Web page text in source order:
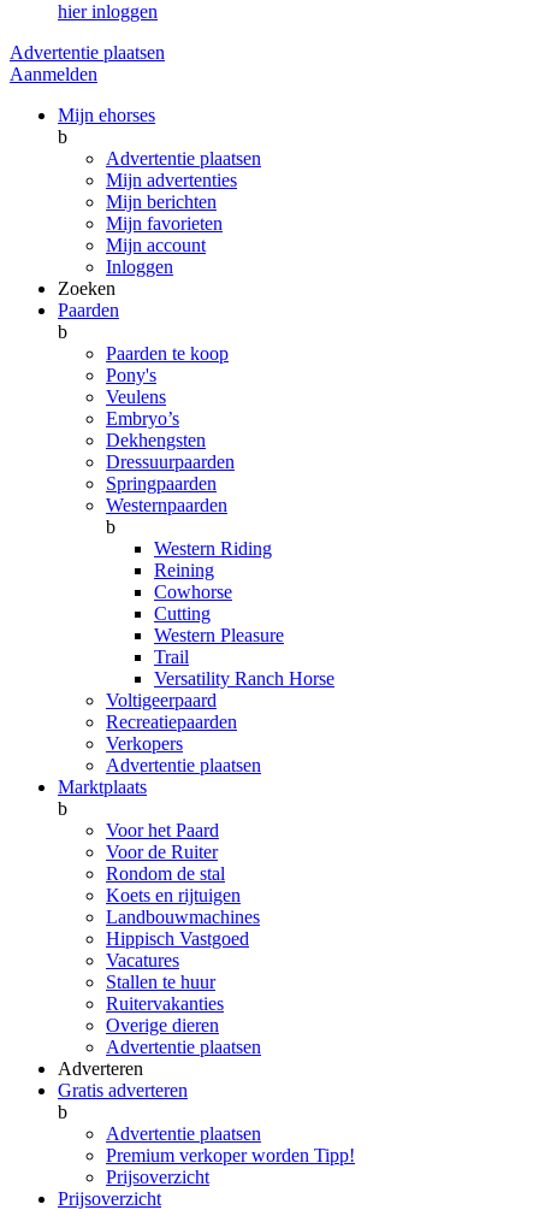
hier inloggen
Advertentie plaatsen
Aanmelden
Mijn ehorses
b
Advertentie plaatsen
Mijn advertenties
Mijn berichten
Mijn favorieten
Mijn account
Inloggen
Zoeken
Paarden
b
Paarden te koop
Pony's
Veulens
Embryo’s
Dekhengsten
Dressuurpaarden
Springpaarden
Westernpaarden
b
Western Riding
Reining
Cowhorse
Cutting
Western Pleasure
Trail
Versatility Ranch Horse
Voltigeerpaard
Recreatiepaarden
Verkopers
Advertentie plaatsen
Marktplaats
b
Voor het Paard
Voor de Ruiter
Rondom de stal
Koets en rijtuigen
Landbouwmachines
Hippisch Vastgoed
Vacatures
Stallen te huur
Ruitervakanties
Overige dieren
Advertentie plaatsen
Adverteren
Gratis adverteren
b
Advertentie plaatsen
Premium verkoper worden Tipp!
Prijsoverzicht
Prijsoverzicht